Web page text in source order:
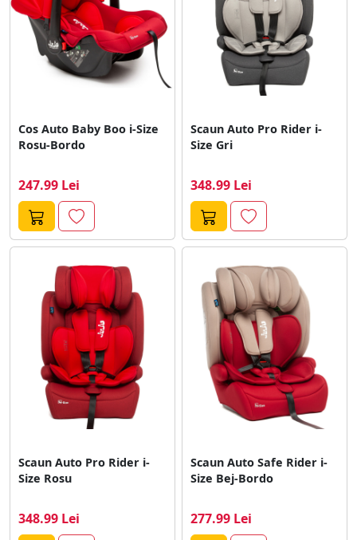
Cos Auto Baby Boo i-Size
Rosu-Bordo
247.99 Lei
Scaun Auto Pro Rider i-
Size Gri
348.99 Lei
Scaun Auto Pro Rider i-
Size Rosu
348.99 Lei
Scaun Auto Safe Rider i-
Size Bej-Bordo
277.99 Lei